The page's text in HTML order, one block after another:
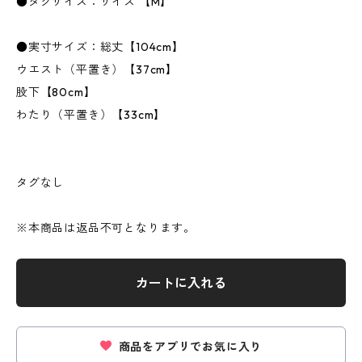
●実寸サイズ：総丈【104cm】
ウエスト（平置き）【37cm】
股下【80cm】
わたり（平置き）【33cm】
タグなし
※本商品は返品不可となります。
カートに入れる
商品をアプリでお気に入り